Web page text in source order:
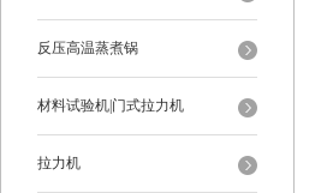
反压高温蒸煮锅
材料试验机|门式拉力机
拉力机